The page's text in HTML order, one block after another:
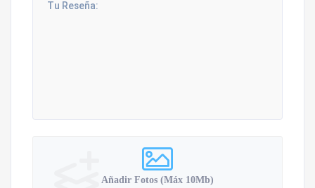
Añadir Fotos (Máx 10Mb)